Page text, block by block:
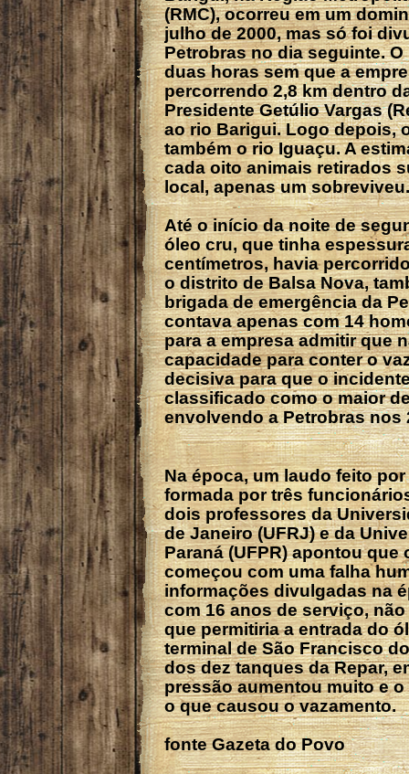
(RMC), ocorreu em um
julho de 2000, mas só foi
Petrobras no dia seguinte.
duas horas sem que a
percorrendo 2,8 km dentro
Presidente Getúlio Vargas
ao rio Barigui. Logo depois,
também o rio Iguaçu. A
cada oito animais retirados
local, apenas um sobreviveu.
Até o início da noite de
óleo cru, que tinha
centímetros, havia
o distrito de Balsa Nova,
brigada de emergência da
contava apenas com 14
para a empresa admitir que
capacidade para conter o
decisiva para que o
classificado como o maior
envolvendo a Petrobras nos
Na época, um laudo feito
formada por três
dois professores da
de Janeiro (UFRJ) e da
Paraná (UFPR) apontou que
começou com uma falha
informações divulgadas na
com 16 anos de serviço,
que permitiria a entrada do
terminal de São Francisco
dos dez tanques da Repar,
pressão aumentou muito e
o que causou o vazamento.
fonte Gazeta do Povo